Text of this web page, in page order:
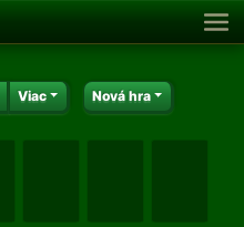
Viac Nová hra